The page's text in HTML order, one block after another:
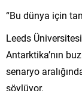
“Bu dünya için
Leeds
Antarktika’nın
senaryo
söylüyor.